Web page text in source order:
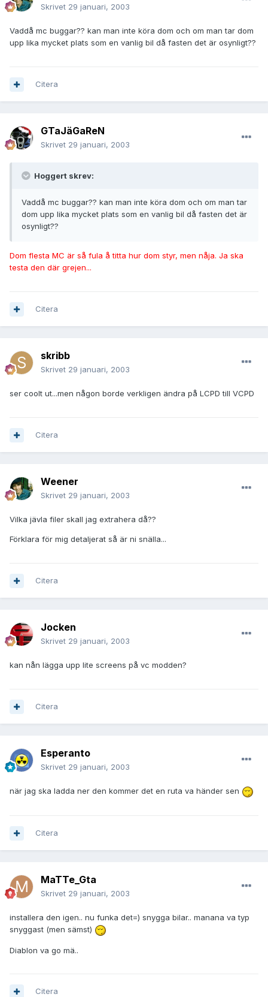
Skrivet 29 januari, 2003
Vaddå mc buggar?? kan man inte köra dom och om man tar dom
upp lika mycket plats som en vanlig bil då fasten det är osynligt??
Citera
GTaJäGaReN
Skrivet 29 januari, 2003
Hoggert skrev:
Vaddå mc buggar?? kan man inte köra dom och om man tar
dom upp lika mycket plats som en vanlig bil då fasten det är
osynligt??
Dom flesta MC är så fula å titta hur dom styr, men nåja. Ja ska
testa den där grejen...
Citera
skribb
Skrivet 29 januari, 2003
ser coolt ut...men någon borde verkligen ändra på LCPD till VCPD
Citera
Weener
Skrivet 29 januari, 2003
Vilka jävla filer skall jag extrahera då??
Förklara för mig detaljerat så är ni snälla...
Citera
Jocken
Skrivet 29 januari, 2003
kan nån lägga upp lite screens på vc modden?
Citera
Esperanto
Skrivet 29 januari, 2003
när jag ska ladda ner den kommer det en ruta va händer sen
Citera
MaTTe_Gta
Skrivet 29 januari, 2003
installera den igen.. nu funka det=) snygga bilar.. manana va typ
snyggast (men sämst)
Diablon va go mä..
Citera